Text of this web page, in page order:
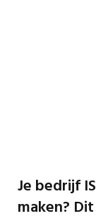
Je bedrijf
maken?